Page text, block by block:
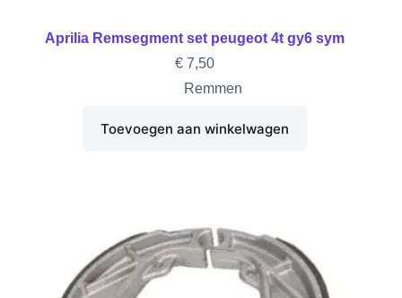
Aprilia Remsegment set peugeot 4t gy6 sym
€ 7,50
Remmen
Toevoegen aan winkelwagen